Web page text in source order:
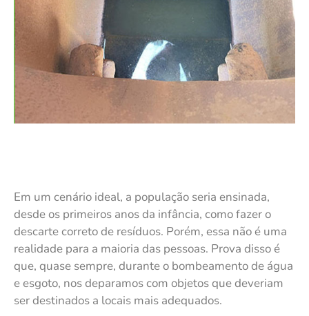
Em um cenário ideal, a população seria ensinada,
desde os primeiros anos da infância, como fazer o
descarte correto de resíduos. Porém, essa não é uma
realidade para a maioria das pessoas. Prova disso é
que, quase sempre, durante o bombeamento de água
e esgoto, nos deparamos com objetos que deveriam
ser destinados a locais mais adequados.